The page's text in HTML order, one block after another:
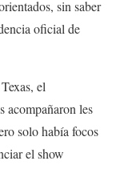
sin saber
oficial de
el
acompañaron les
solo había focos
el show